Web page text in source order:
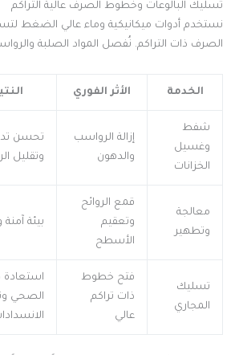
تسليك البالوعات وخطوط الصرف عالية التراكم
نستخدم أدوات ميكانيكية وماء عالي الضغط
الصرف ذات التراكم. نُفصل المواد الصلبة
الخدمة الأثر الفوري
شفط
وغسيل
الخزانات
إزالة الرواسب
والدهون
تحسن
وتقليل
معالجة
وتطهير
قمع الروائح
وتعقيم
الأسطح
بيئة
تسليك
المجاري
فتح خطوط
ذات تراكم
عالي
استعادة
الصحي